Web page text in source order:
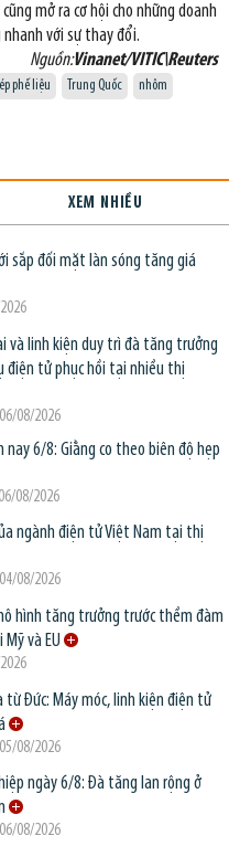
mở ra cơ hội cho những doanh
với sự thay đổi.
Nguồn:Vinanet/VITIC\Reuters
phế liệu Trung Quốc
nhôm
XEM NHIỀU
sắp đối mặt làn sóng tăng giá
và linh kiện duy trì đà tăng trưởng
điện tử phục hồi tại nhiều thị
08/2026
6/8: Giằng co theo biên độ hẹp
08/2026
ngành điện tử Việt Nam tại thị
08/2026
hình tăng trưởng trước thềm đàm
và EU
từ Đức: Máy móc, linh kiện điện tử
08/2026
ngày 6/8: Đà tăng lan rộng ở
08/2026